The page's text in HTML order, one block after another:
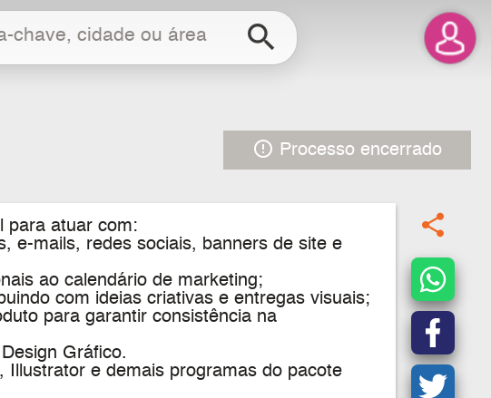
search
error_outline Processo encerrado
para atuar com:
e-mails, redes sociais, banners de site e
ao calendário de marketing;
com ideias criativas e entregas visuais;
para garantir consistência na
Gráfico.
e demais programas do pacote
share